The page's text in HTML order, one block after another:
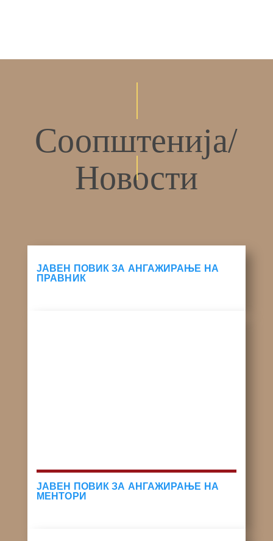
Соопштенија/
Новости
ЈАВЕН ПОВИК ЗА АНГАЖИРАЊЕ НА
ПРАВНИК
ЈАВЕН ПОВИК ЗА АНГАЖИРАЊЕ НА
МЕНТОРИ